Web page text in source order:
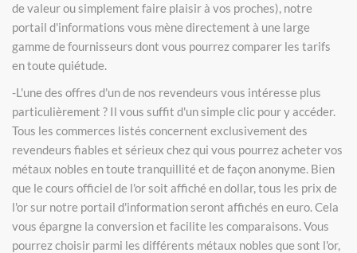
de valeur ou simplement faire plaisir à vos proches), notre
portail d'informations vous mène directement à une large
gamme de fournisseurs dont vous pourrez comparer les tarifs
en toute quiétude.
-L'une des offres d'un de nos revendeurs vous intéresse plus
particulièrement ? Il vous suffit d'un simple clic pour y accéder.
Tous les commerces listés concernent exclusivement des
revendeurs fiables et sérieux chez qui vous pourrez acheter vos
métaux nobles en toute tranquillité et de façon anonyme. Bien
que le cours officiel de l'or soit affiché en dollar, tous les prix de
l'or sur notre portail d'information seront affichés en euro. Cela
vous épargne la conversion et facilite les comparaisons. Vous
pourrez choisir parmi les différents métaux nobles que sont l'or,